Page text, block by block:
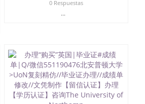
学生三万人，超过134种学士学
计算机科学，电子工程学，工
究所的商学课程也吸引了众多
）。 三、真实网上可查的证
人员证明（使馆认证），使馆网
四、办理流程农业科学院、艺术
院、健康与人类发展学院、信息
名在全美前十名，工学院排名在
学校的专业课程包括：会计
0 Respuestas
...